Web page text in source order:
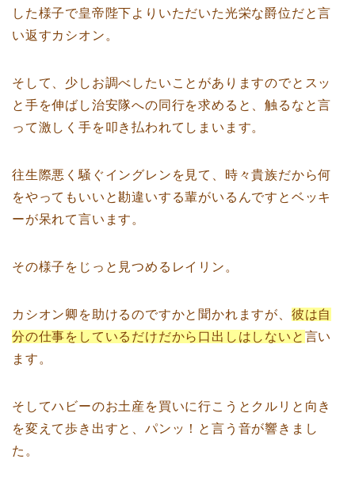
した様子で皇帝陛下よりいただいた光栄な爵位だと言
い返すカシオン。
そして、少しお調べしたいことがありますのでとスッ
と手を伸ばし治安隊への同行を求めると、触るなと言
って激しく手を叩き払われてしまいます。
往生際悪く騒ぐイングレンを見て、時々貴族だから何
をやってもいいと勘違いする輩がいるんですとベッキ
ーが呆れて言います。
その様子をじっと見つめるレイリン。
カシオン卿を助けるのですかと聞かれますが、 彼は自
分の仕事をしているだけだから口出しはしないと 言い
ます。
そしてハビーのお土産を買いに行こうとクルリと向き
を変えて歩き出すと、パンッ！と言う音が響きまし
た。